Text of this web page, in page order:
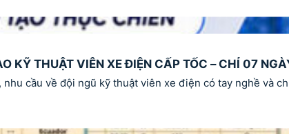
KỸ THUẬT VIÊN XE ĐIỆN CẤP TỐC – CHỈ 07
cầu về đội ngũ kỹ thuật viên xe điện có tay nghề